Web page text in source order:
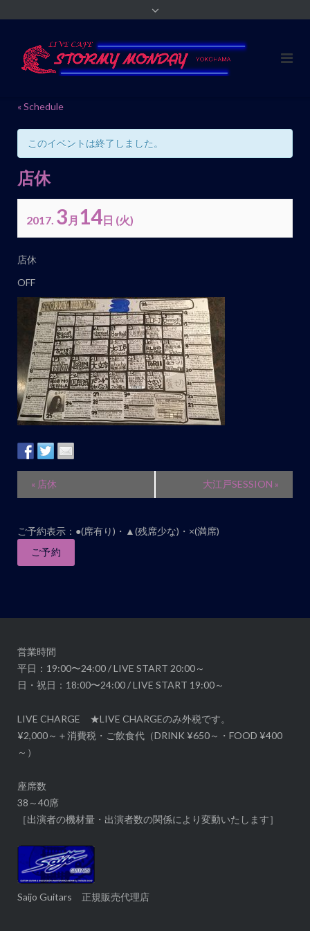
« Schedule
このイベントは終了しました。
店休
2017. 3 月 14日 (火)
イ
ビ
ゲ
ー
シ
ョ
ン
店休
OFF
ベ
ト
ョ
ン
« 店休 大江戸SESSION »
ご予約表示：●(席有り)・▲(残席少な)・×(満席)
ご予約
営業時間
平日：19:00〜24:00 / LIVE START 20:00～
日・祝日：18:00〜24:00 / LIVE START 19:00～
LIVE CHARGE ★LIVE CHARGEのみ外税です。
¥2,000～＋消費税・ご飲食代（DRINK ¥650～・FOOD ¥400
～）
座席数
38～40席
［出演者の機材量・出演者数の関係により変動いたします］
Saijo Guitars 正規販売代理店